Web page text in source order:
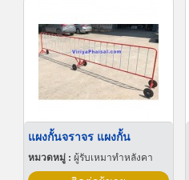
แผงกั้นจราจร แผงกั้น
หมวดหมู่ : ผู้รับเหมาทำหลังคา